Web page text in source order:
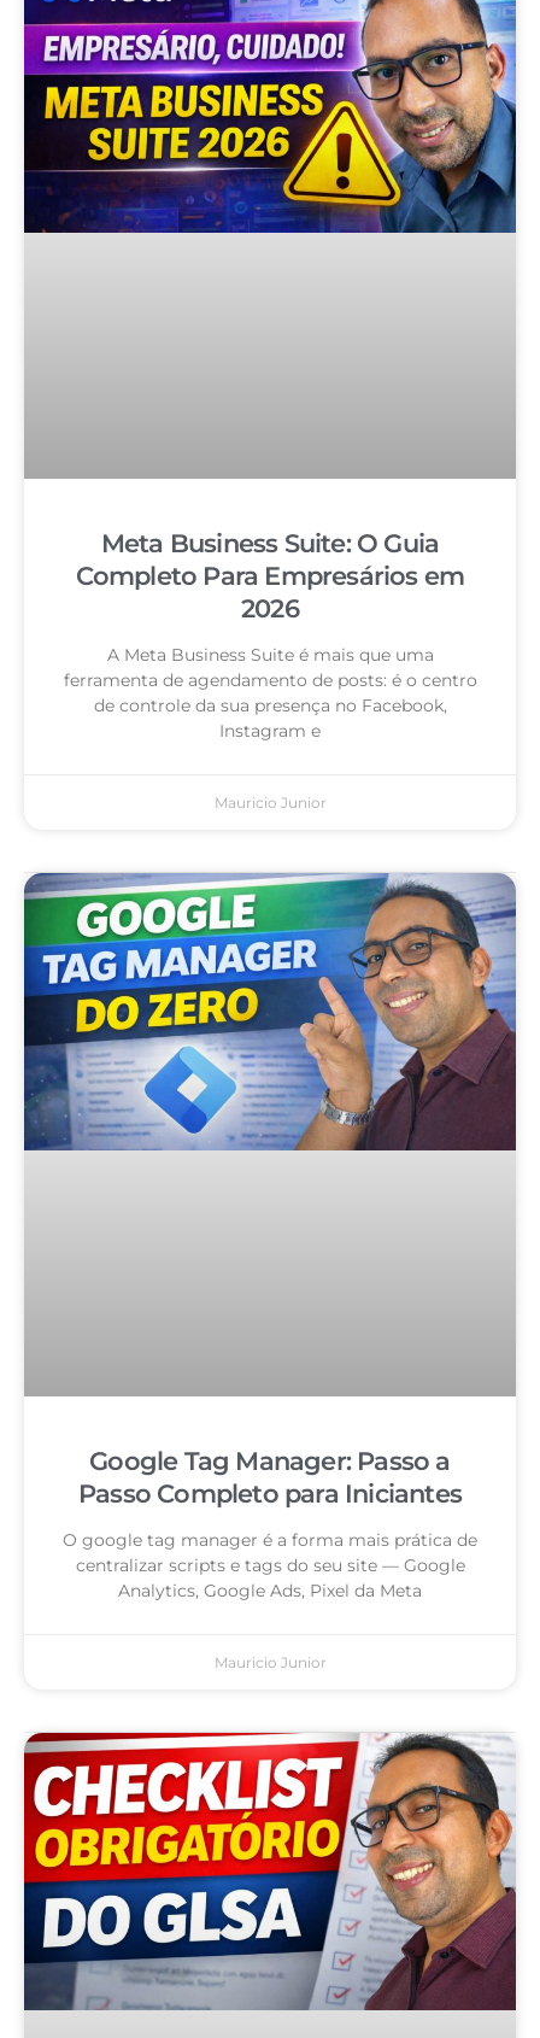
Meta Business Suite: O Guia
Completo Para Empresários em
2026
A Meta Business Suite é mais que uma
ferramenta de agendamento de posts: é o centro
de controle da sua presença no Facebook,
Instagram e
Mauricio Junior
Google Tag Manager: Passo a
Passo Completo para Iniciantes
O google tag manager é a forma mais prática de
centralizar scripts e tags do seu site — Google
Analytics, Google Ads, Pixel da Meta
Mauricio Junior